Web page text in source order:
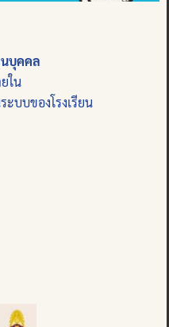
บุคคล
ใน
บบของโรงเรียน